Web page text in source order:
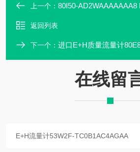
上一个： 80I50-AD2WAAAAAAA8
返回列表
下一个： 进口E+H质量流量计
在线留